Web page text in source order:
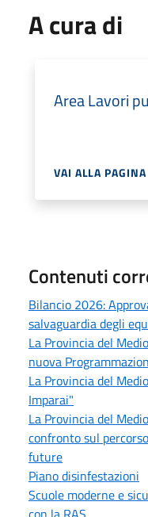
A cura di
Area Lavori
VAI ALLA PAGINA
Contenuti
Bilancio 2026:
salvaguardia degli
La Provincia del
nuova
La Provincia del
Imparai"
La Provincia del
confronto sul
future
Piano disinfestazioni
Scuole moderne e